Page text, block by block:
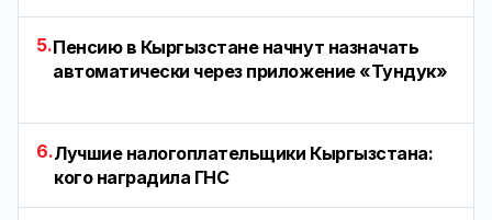
5.Пенсию в Кыргызстане начнут назначать
автоматически через приложение «Тундук»
6.Лучшие налогоплательщики Кыргызстана:
кого наградила ГНС